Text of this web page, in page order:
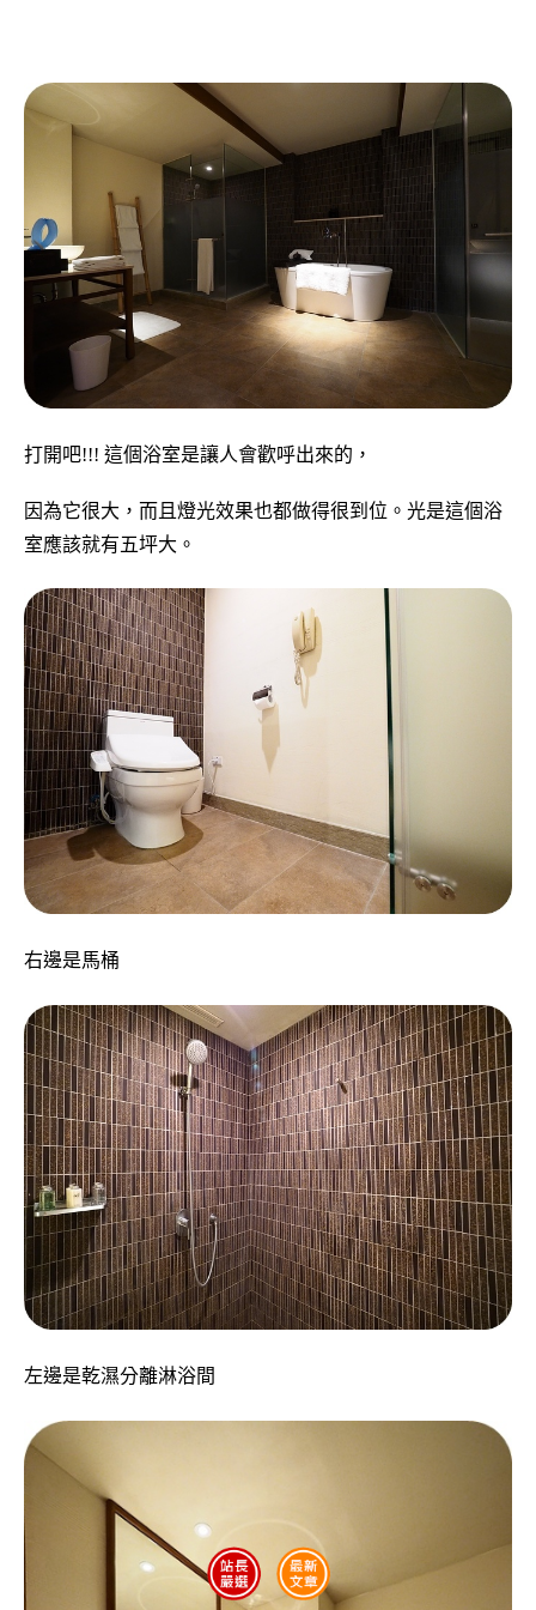
打開吧!!! 這個浴室是讓人會歡呼出來的，
因為它很大，而且燈光效果也都做得很到位。光是這個浴
室應該就有五坪大。
右邊是馬桶
左邊是乾濕分離淋浴間